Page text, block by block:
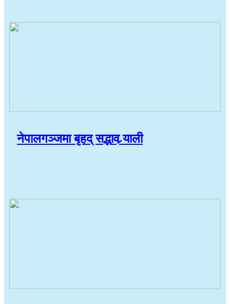
नेपालगञ्जमा बृहद् सद्भाव र्‍याली